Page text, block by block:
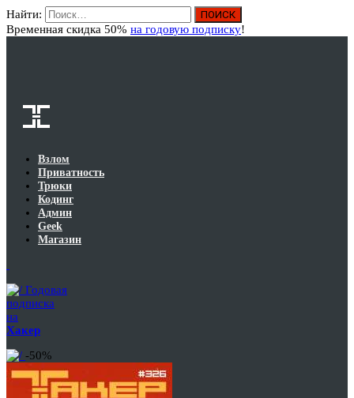
Найти:
Временная скидка 50% на годовую подписку!
Взлом
Приватность
Трюки
Кодинг
Админ
Geek
Магазин
Годовая
подписка
на
Хакер
-50%